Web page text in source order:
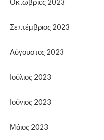
Οκτώβριος 2023
Σεπτέμβριος 2023
Αύγουστος 2023
Ιούλιος 2023
Ιούνιος 2023
Μάιος 2023